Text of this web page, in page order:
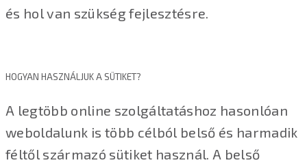
és hol van szükség fejlesztésre.
HOGYAN HASZNÁLJUK A SÜTIKET?
A legtöbb online szolgáltatáshoz hasonlóan
weboldalunk is több célból belső és harmadik
féltől származó sütiket használ. A belső